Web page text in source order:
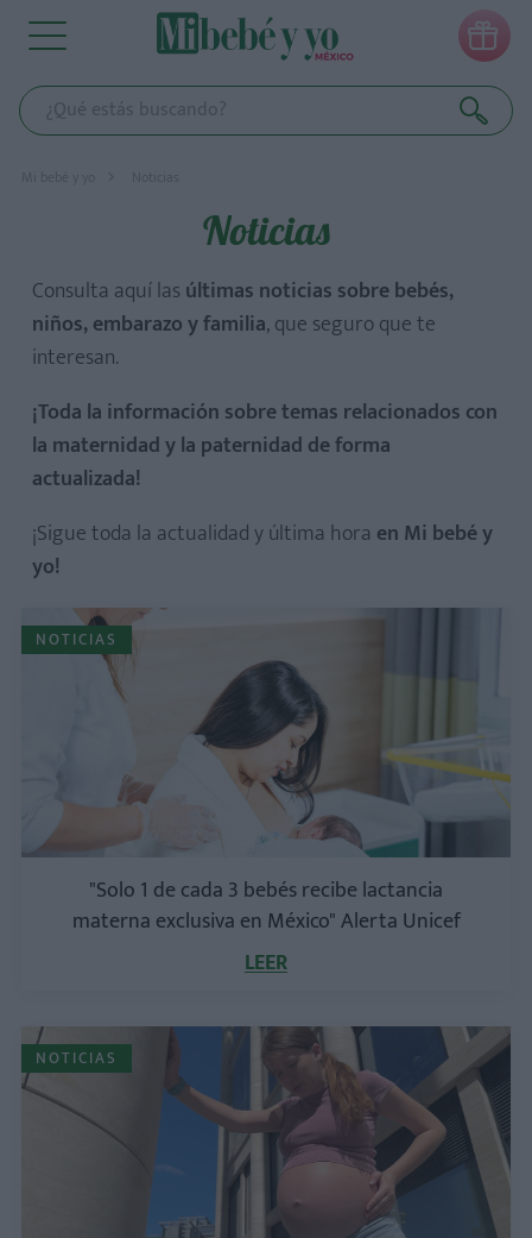

Mi bebé y yo Noticias
Noticias
Consulta aquí las últimas noticias sobre bebés,
niños, embarazo y familia, que seguro que te
interesan.
¡Toda la información sobre temas relacionados con
la maternidad y la paternidad de forma
actualizada!
¡Sigue toda la actualidad y última hora en Mi bebé y
yo!
NOTICIAS
"Solo 1 de cada 3 bebés recibe lactancia
materna exclusiva en México" Alerta Unicef
LEER
NOTICIAS